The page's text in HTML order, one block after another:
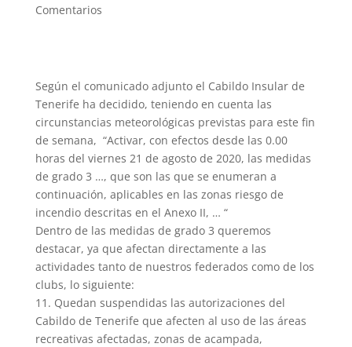
Comentarios
Según el comunicado adjunto el Cabildo Insular de
Tenerife ha decidido, teniendo en cuenta las
circunstancias meteorológicas previstas para este fin
de semana, “Activar, con efectos desde las 0.00
horas del viernes 21 de agosto de 2020, las medidas
de grado 3 …, que son las que se enumeran a
continuación, aplicables en las zonas riesgo de
incendio descritas en el Anexo II, … “
Dentro de las medidas de grado 3 queremos
destacar, ya que afectan directamente a las
actividades tanto de nuestros federados como de los
clubs, lo siguiente:
11. Quedan suspendidas las autorizaciones del
Cabildo de Tenerife que afecten al uso de las áreas
recreativas afectadas, zonas de acampada,